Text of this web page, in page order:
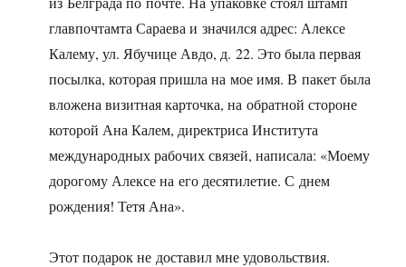
главпочтамта Сараева и значился адрес: Алексе
Калему, ул. Ябучице Авдо, д. 22. Это была первая
посылка, которая пришла на мое имя. В пакет была
вложена визитная карточка, на обратной стороне
которой Ана Калем, директриса Института
международных рабочих связей, написала: «Моему
дорогому Алексе на его десятилетие. С днем
рождения! Тетя Ана».
Этот подарок не доставил мне удовольствия.